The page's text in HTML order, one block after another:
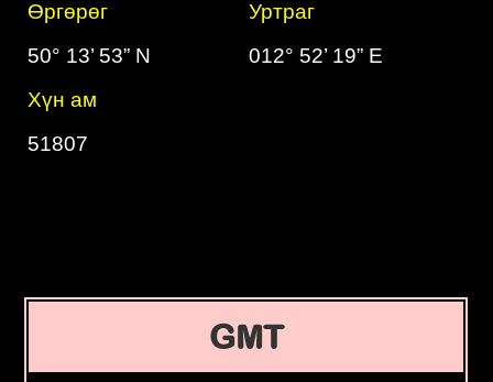
Өргөрөг
Уртраг
50° 13’ 53” N
012° 52’ 19” E
Хүн ам
51807
GMT